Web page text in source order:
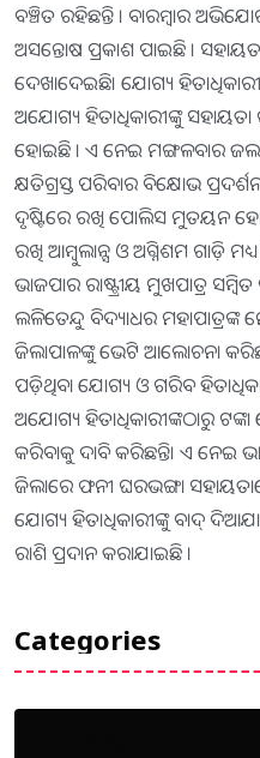
ବଞ୍ଚିତ ରହିଛନ୍ତି । ବାରମ୍ବାର
ଅସନ୍ତୋଷ ପ୍ରକାଶ ପାଇଛି ।
ଦେଖାଦେଇଛି। ଯୋଗ୍ୟ
ଅଯୋଗ୍ୟ ହିତାଧିକାରୀଙ୍କୁ
ହୋଇଛି । ଏ ନେଇ ମଙ୍ଗଳବାର
କ୍ଷତିଗ୍ରସ୍ତ ପରିବାର ବିକ୍ଷୋଭ
ଦୃଷ୍ଟିରେ ରଖି ପୋଲିସ ମୁତୟନ
ରଖି ଆମ୍ବୁଲାନ୍ସ ଓ ଅଗ୍ନିଶମ ଗାଡ଼ି
ଭାଜପାର ରାଷ୍ଟ୍ରୀୟ ମୁଖପାତ୍ର
ଲଳିତେନ୍ଦୁ ବିଦ୍ୟାଧର ମହାପାତ୍ରଙ୍କ
ଜିଲାପାଳଙ୍କୁ ଭେଟି ଆଲୋଚନା
ପଡ଼ିଥିବା ଯୋଗ୍ୟ ଓ ଗରିବ
ଅଯୋଗ୍ୟ ହିତାଧିକାରୀଙ୍କଠାରୁ
କରିବାକୁ ଦାବି କରିଛନ୍ତି। ଏ ନେଇ
ଜିଲାରେ ଫନୀ ଘରଭଙ୍ଗା
ଯୋଗ୍ୟ ହିତାଧିକାରୀଙ୍କୁ ବାଦ୍‌
ରାଶି ପ୍ରଦାନ କରାଯାଇଛି ।
Categories